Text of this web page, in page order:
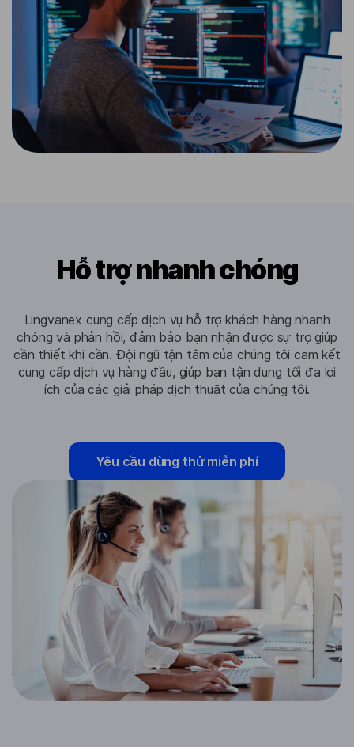
Hỗ trợ nhanh chóng
Lingvanex cung cấp dịch vụ hỗ trợ khách hàng nhanh
chóng và phản hồi, đảm bảo bạn nhận được sự trợ giúp
cần thiết khi cần. Đội ngũ tận tâm của chúng tôi cam kết
cung cấp dịch vụ hàng đầu, giúp bạn tận dụng tối đa lợi
ích của các giải pháp dịch thuật của chúng tôi.
Yêu cầu dùng thử miễn phí